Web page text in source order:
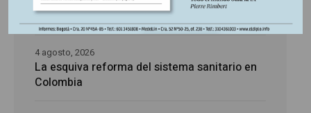
Caja de Pandora
La esquiva reforma del sistema sanitario en
Colombia
4 agosto, 2026